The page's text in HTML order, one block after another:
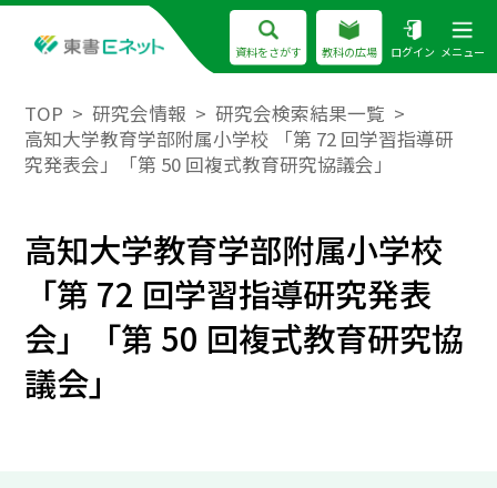
資料をさがす 教科の広場 ログイン メニュー
TOP 研究会情報
研究会検索結果一覧
高知大学教育学部附属小学校 「第 72 回学習指導研
究発表会」「第 50 回複式教育研究協議会」
高知大学教育学部附属小学校
「第 72 回学習指導研究発表
会」「第 50 回複式教育研究協
議会」